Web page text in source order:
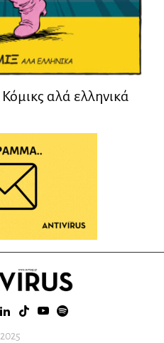
αλά ελληνικά